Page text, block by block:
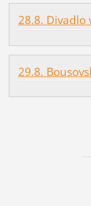
28.8. Divadlo
29.8.